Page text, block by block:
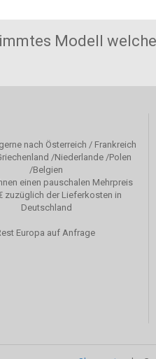
wir
nach Österreich / Frankreich
/Niederlande /Polen
/Belgien
einen pauschalen Mehrpreis
zuzüglich der Lieferkosten in
Deutschland
Europa auf Anfrage